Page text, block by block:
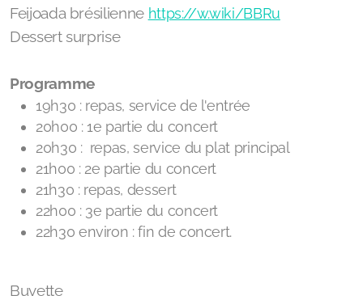
Feijoada brésilienne https://w.wiki/BBRu
Dessert surprise
Programme
19h30 : repas, service de l'entrée
20h00 : 1e partie du concert
20h30 : repas, service du plat principal
21h00 : 2e partie du concert
21h30 : repas, dessert
22h00 : 3e partie du concert
22h30 environ : fin de concert.
Buvette